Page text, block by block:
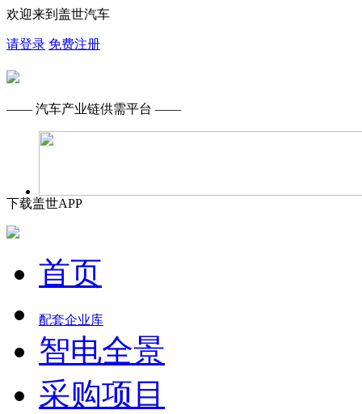
欢迎来到盖世汽车
请登录 免费注册
—— 汽车产业链供需平台 ——
下载盖世APP
首页
配套企业库
智电全景
采购项目